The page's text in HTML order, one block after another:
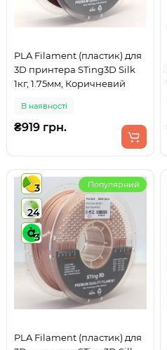
PLA Filament (пластик) для
3D принтера STing3D Silk
1кг, 1.75мм, Коричневий
В наявності
₴919 грн.
3
24
3
Популярний
PLA Filament (пластик) для